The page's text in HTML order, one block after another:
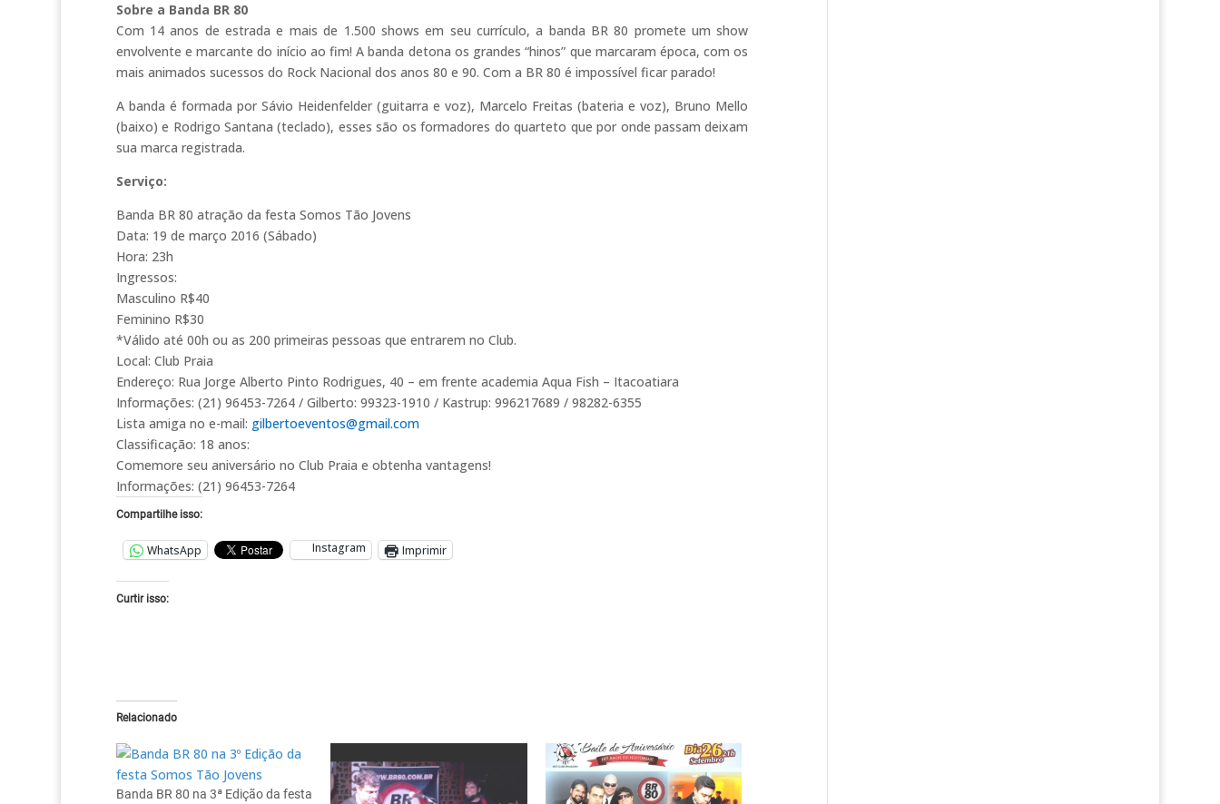
Sobre a Banda BR 80
Com 14 anos de estrada e mais de 1.500 shows em seu currículo, a banda BR 80 promete um show
envolvente e marcante do início ao fim! A banda detona os grandes “hinos” que marcaram época, com os
mais animados sucessos do Rock Nacional dos anos 80 e 90. Com a BR 80 é impossível ficar parado!
A banda é formada por Sávio Heidenfelder (guitarra e voz), Marcelo Freitas (bateria e voz), Bruno Mello
(baixo) e Rodrigo Santana (teclado), esses são os formadores do quarteto que por onde passam deixam
sua marca registrada.
Serviço:
Banda BR 80 atração da festa Somos Tão Jovens
Data: 19 de março 2016 (Sábado)
Hora: 23h
Ingressos:
Masculino R$40
Feminino R$30
*Válido até 00h ou as 200 primeiras pessoas que entrarem no Club.
Local: Club Praia
Endereço: Rua Jorge Alberto Pinto Rodrigues, 40 – em frente academia Aqua Fish – Itacoatiara
Informações: (21) 96453-7264 / Gilberto: 99323-1910 / Kastrup: 996217689 / 98282-6355
Lista amiga no e-mail: gilbertoeventos@gmail.com
Classificação: 18 anos:
Comemore seu aniversário no Club Praia e obtenha vantagens!
Informações: (21) 96453-7264
Compartilhe isso:
WhatsApp Instagram Imprimir
Curtir isso:
Relacionado
Banda BR 80 na 3ª Edição da festa